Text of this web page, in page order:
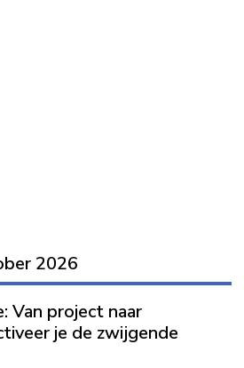
2026
Van project naar
je de zwijgende